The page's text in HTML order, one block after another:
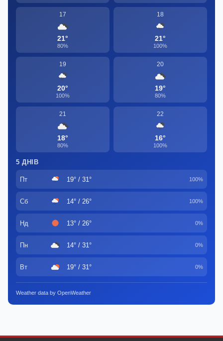
17
21°
80%
18
21°
100%
19
20°
100%
20
19°
80%
21
18°
80%
22
16°
100%
5 ДНІВ
Пт 19° / 31° 100%
Сб 14° / 26° 100%
Нд 13° / 26° 0%
Пн 14° / 31° 0%
Вт 19° / 31° 0%
Weather data by OpenWeather